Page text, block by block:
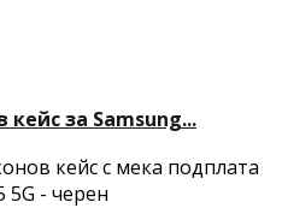
за Samsung...
кейс с мека подплата
5G - черен